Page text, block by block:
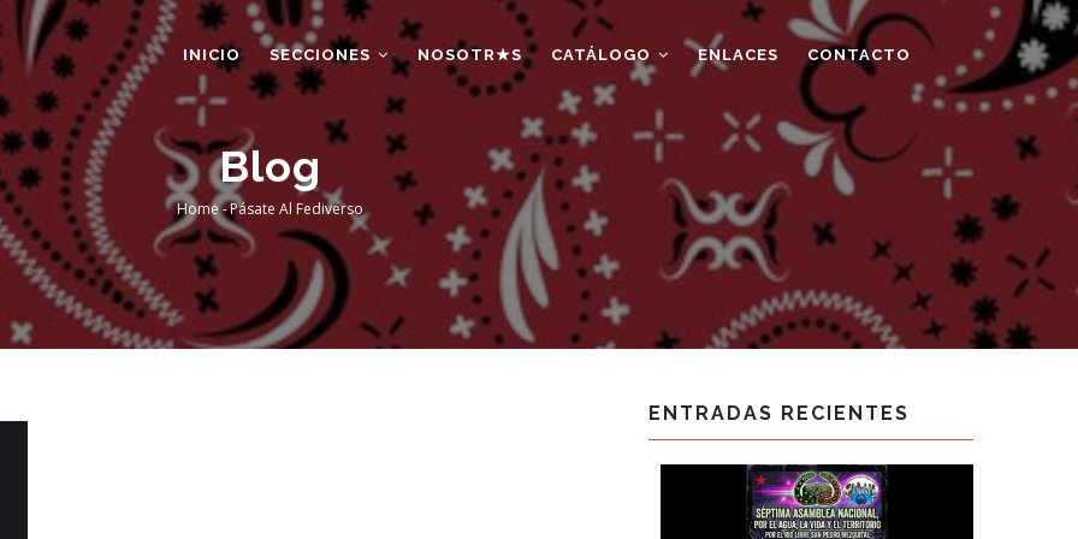
INICIO SECCIONES NOSOTR★S CATÁLOGO ENLACES CONTACTO
Blog
Breadcrumb
Home -Pásate Al Fediverso
ENTRADAS RECIENTES